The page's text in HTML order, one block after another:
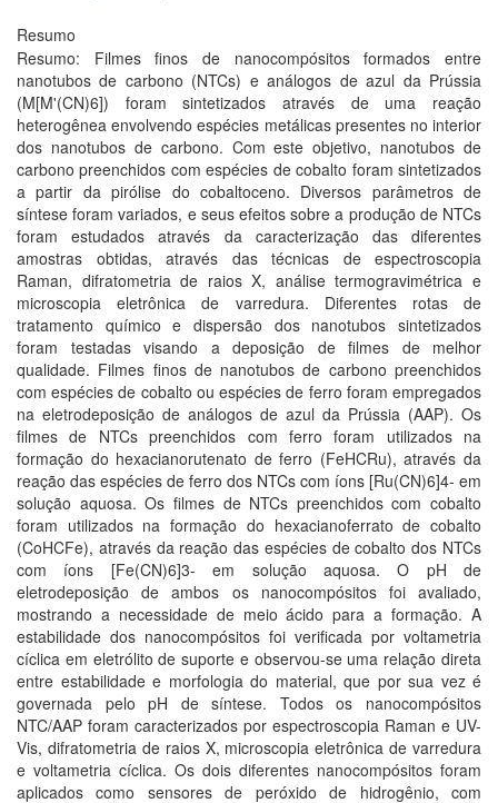
Resumo
Resumo: Filmes finos de nanocompósitos formados entre
nanotubos de carbono (NTCs) e análogos de azul da Prússia
(M[M'(CN)6]) foram sintetizados através de uma reação
heterogênea envolvendo espécies metálicas presentes no interior
dos nanotubos de carbono. Com este objetivo, nanotubos de
carbono preenchidos com espécies de cobalto foram sintetizados
a partir da pirólise do cobaltoceno. Diversos parâmetros de
síntese foram variados, e seus efeitos sobre a produção de NTCs
foram estudados através da caracterização das diferentes
amostras obtidas, através das técnicas de espectroscopia
Raman, difratometria de raios X, análise termogravimétrica e
microscopia eletrônica de varredura. Diferentes rotas de
tratamento químico e dispersão dos nanotubos sintetizados
foram testadas visando a deposição de filmes de melhor
qualidade. Filmes finos de nanotubos de carbono preenchidos
com espécies de cobalto ou espécies de ferro foram empregados
na eletrodeposição de análogos de azul da Prússia (AAP). Os
filmes de NTCs preenchidos com ferro foram utilizados na
formação do hexacianorutenato de ferro (FeHCRu), através da
reação das espécies de ferro dos NTCs com íons [Ru(CN)6]4- em
solução aquosa. Os filmes de NTCs preenchidos com cobalto
foram utilizados na formação do hexacianoferrato de cobalto
(CoHCFe), através da reação das espécies de cobalto dos NTCs
com íons [Fe(CN)6]3- em solução aquosa. O pH de
eletrodeposição de ambos os nanocompósitos foi avaliado,
mostrando a necessidade de meio ácido para a formação. A
estabilidade dos nanocompósitos foi verificada por voltametria
cíclica em eletrólito de suporte e observou-se uma relação direta
entre estabilidade e morfologia do material, que por sua vez é
governada pelo pH de síntese. Todos os nanocompósitos
NTC/AAP foram caracterizados por espectroscopia Raman e UV-
Vis, difratometria de raios X, microscopia eletrônica de varredura
e voltametria cíclica. Os dois diferentes nanocompósitos foram
aplicados como sensores de peróxido de hidrogênio, com